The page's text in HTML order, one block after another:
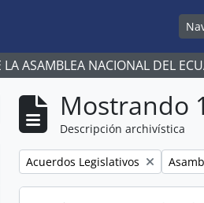
ASAMBLEA NACIONAL DEL
Mostrando
Descripción archivística
Remove filter:
Acuerdos Legislativos